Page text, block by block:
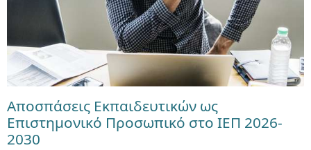
Αποσπάσεις Εκπαιδευτικών ως
Επιστημονικό Προσωπικό στο ΙΕΠ 2026-
2030